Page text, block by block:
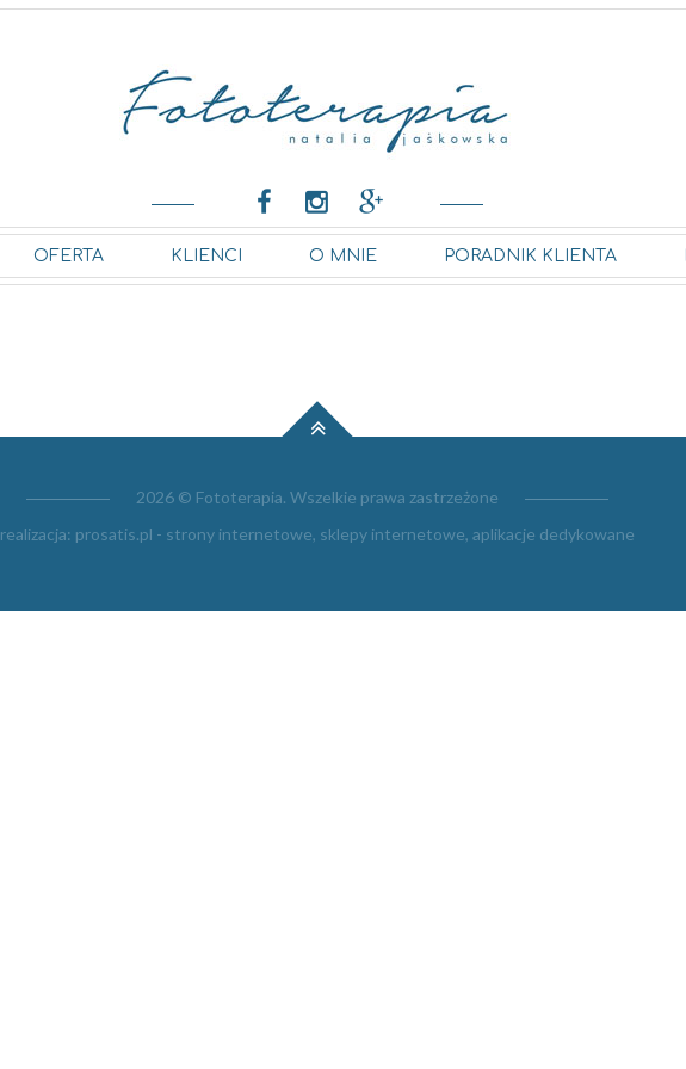
OFERTA KLIENCI O MNIE PORADNIK KLIENTA
2026 © Fototerapia. Wszelkie prawa zastrzeżone
realizacja: prosatis.pl - strony internetowe, sklepy internetowe, aplikacje dedykowane